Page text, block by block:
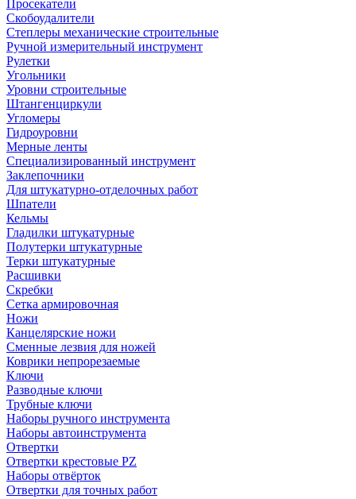
Просекатели
Скобоудалители
Степлеры механические строительные
Ручной измерительный инструмент
Рулетки
Угольники
Уровни строительные
Штангенциркули
Угломеры
Гидроуровни
Мерные ленты
Специализированный инструмент
Заклепочники
Для штукатурно-отделочных работ
Шпатели
Кельмы
Гладилки штукатурные
Полутерки штукатурные
Терки штукатурные
Расшивки
Скребки
Сетка армировочная
Ножи
Канцелярские ножи
Сменные лезвия для ножей
Коврики непрорезаемые
Ключи
Разводные ключи
Трубные ключи
Наборы ручного инструмента
Наборы автоинструмента
Отвертки
Отвертки крестовые PZ
Наборы отвёрток
Отвертки для точных работ